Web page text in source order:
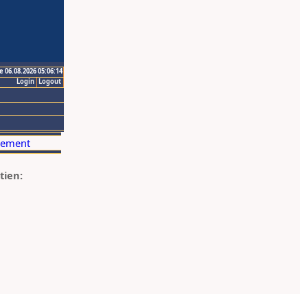
05:06:14
Logout
Login